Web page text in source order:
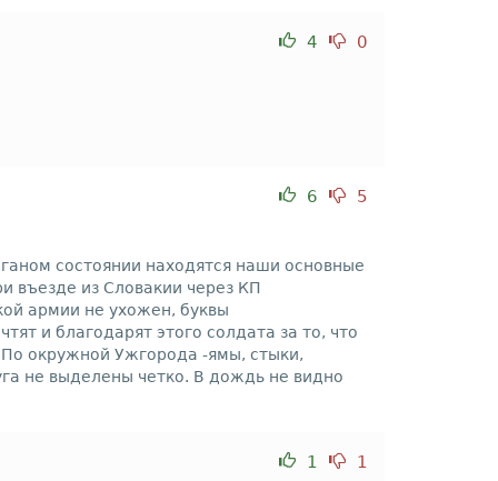
4 0
6 5
состоянии находятся наши основные
въезде из Словакии через КП
армии не ухожен, буквы
и благодарят этого солдата за то, что
окружной Ужгорода -ямы, стыки,
не выделены четко. В дождь не видно
1 1